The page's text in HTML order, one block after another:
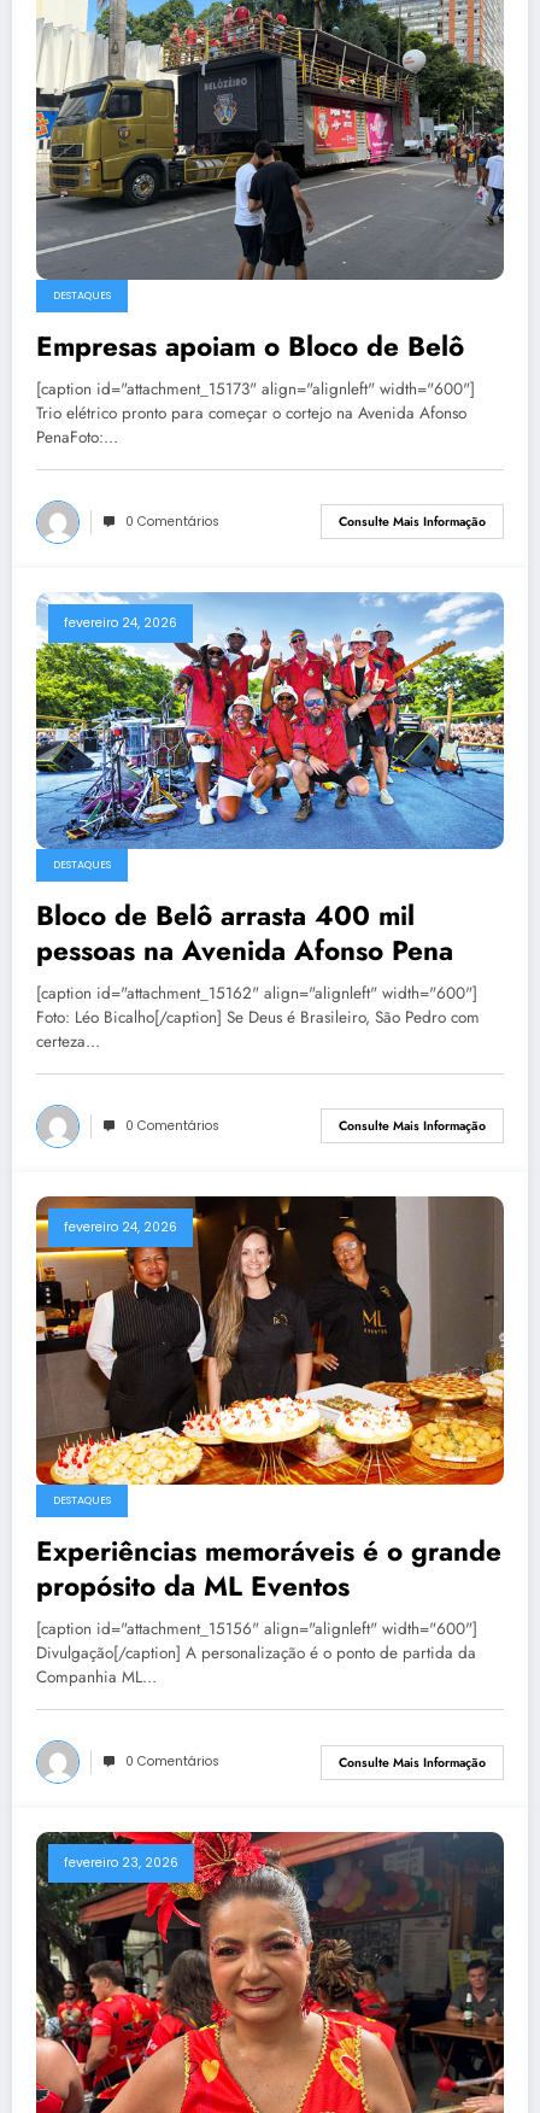
DESTAQUES
Empresas apoiam o Bloco de Belô
[caption id="attachment_15173" align="alignleft" width="600"]
Trio elétrico pronto para começar o cortejo na Avenida Afonso
PenaFoto:…
0 Comentários Consulte Mais Informação
fevereiro 24, 2026
DESTAQUES
Bloco de Belô arrasta 400 mil
pessoas na Avenida Afonso Pena
[caption id="attachment_15162" align="alignleft" width="600"]
Foto: Léo Bicalho[/caption] Se Deus é Brasileiro, São Pedro com
certeza…
0 Comentários Consulte Mais Informação
fevereiro 24, 2026
DESTAQUES
Experiências memoráveis é o grande
propósito da ML Eventos
[caption id="attachment_15156" align="alignleft" width="600"]
Divulgação[/caption] A personalização é o ponto de partida da
Companhia ML…
0 Comentários Consulte Mais Informação
fevereiro 23, 2026